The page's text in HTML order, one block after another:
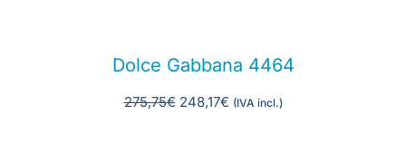
Dolce Gabbana 4464
275,75€ 248,17€ (IVA incl.)